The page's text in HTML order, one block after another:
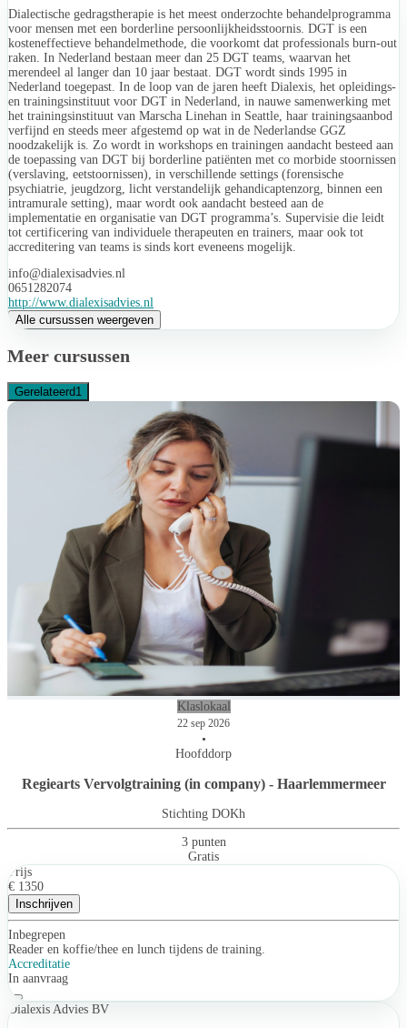
Dialectische gedragstherapie is het meest onderzochte behandelprogramma
voor mensen met een borderline persoonlijkheidsstoornis. DGT is een
kosteneffectieve behandelmethode, die voorkomt dat professionals burn-out
raken. In Nederland bestaan meer dan 25 DGT teams, waarvan het
merendeel al langer dan 10 jaar bestaat. DGT wordt sinds 1995 in
Nederland toegepast. In de loop van de jaren heeft Dialexis, het opleidings-
en trainingsinstituut voor DGT in Nederland, in nauwe samenwerking met
het trainingsinstituut van Marscha Linehan in Seattle, haar trainingsaanbod
verfijnd en steeds meer afgestemd op wat in de Nederlandse GGZ
noodzakelijk is. Zo wordt in workshops en trainingen aandacht besteed aan
de toepassing van DGT bij borderline patiënten met co morbide stoornissen
(verslaving, eetstoornissen), in verschillende settings (forensische
psychiatrie, jeugdzorg, licht verstandelijk gehandicaptenzorg, binnen een
intramurale setting), maar wordt ook aandacht besteed aan de
implementatie en organisatie van DGT programma’s. Supervisie die leidt
tot certificering van individuele therapeuten en trainers, maar ook tot
accreditering van teams is sinds kort eveneens mogelijk.
info@dialexisadvies.nl
0651282074
http://www.dialexisadvies.nl
Alle cursussen weergeven
Meer cursussen
Gerelateerd1
Klaslokaal
22 sep 2026
•
Hoofddorp
Regiearts Vervolgtraining (in company) - Haarlemmermeer
Stichting DOKh
3 punten
Gratis
Prijs
€ 1350
Inschrijven
Inbegrepen
Reader en koffie/thee en lunch tijdens de training.
Accreditatie
In aanvraag
Dialexis Advies BV